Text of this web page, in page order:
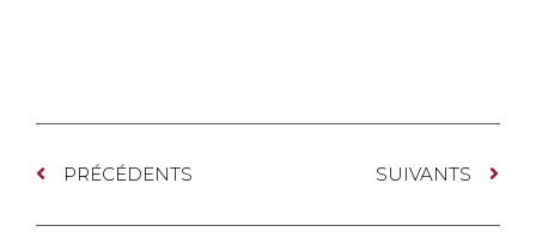
PRÉCÉDENTS SUIVANTS